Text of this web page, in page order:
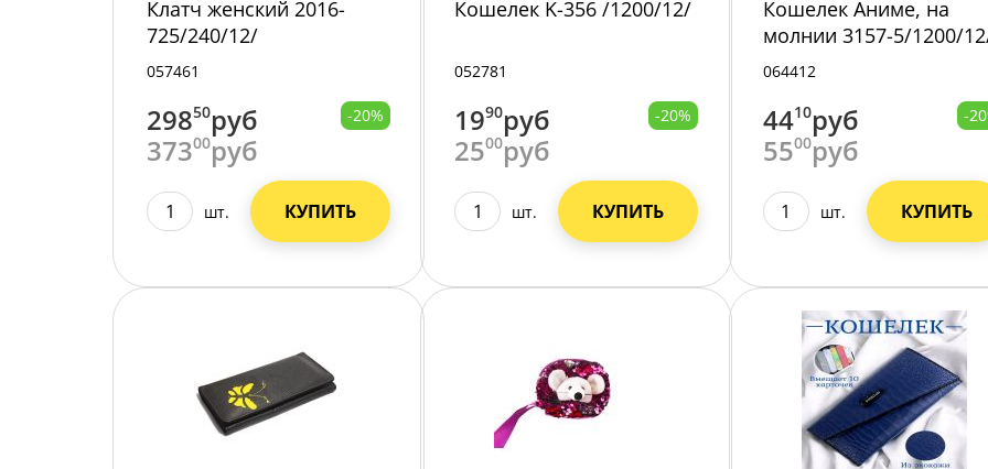
Клатч женский 2016-
725/240/12/
057461
29850руб
37300руб
-20%
шт. КУПИТЬ
Кошелек K-356 /1200/12/
052781
1990руб
2500руб
-20%
шт. КУПИТЬ
Кошелек Аниме, на
молнии 3157-5/1200/
064412
4410руб
5500руб
-
шт. КУПИТЬ